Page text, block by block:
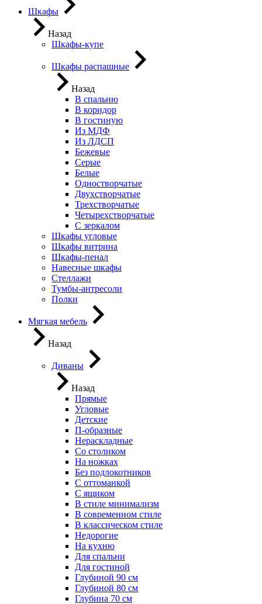
Шкафы
Назад
Шкафы-купе
Шкафы распашные
Назад
В спальню
В коридор
В гостиную
Из МДФ
Из ЛДСП
Бежевые
Серые
Белые
Одностворчатые
Двухстворчатые
Трехстворчатые
Четырехстворчатые
С зеркалом
Шкафы угловые
Шкафы витрина
Шкафы-пенал
Навесные шкафы
Стеллажи
Тумбы-антресоли
Полки
Мягкая мебель
Назад
Диваны
Назад
Прямые
Угловые
Детские
П-образные
Нераскладные
Со столиком
На ножках
Без подлокотников
С оттоманкой
С ящиком
В стиле минимализм
В современном стиле
В классическом стиле
Недорогие
На кухню
Для спальни
Для гостиной
Глубиной 90 см
Глубиной 80 см
Глубина 70 см